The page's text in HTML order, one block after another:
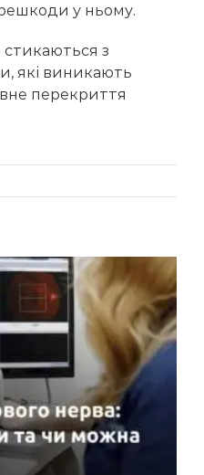
у ньому.
з
які виникають
перекриття